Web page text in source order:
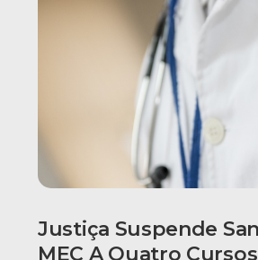
Justiça Suspende
MEC A Quatro